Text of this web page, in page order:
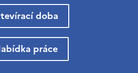
Otevírací doba
Nabídka práce